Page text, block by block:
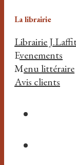
La librairie
Librairie
Evenements
Menu littéraire
Avis clients